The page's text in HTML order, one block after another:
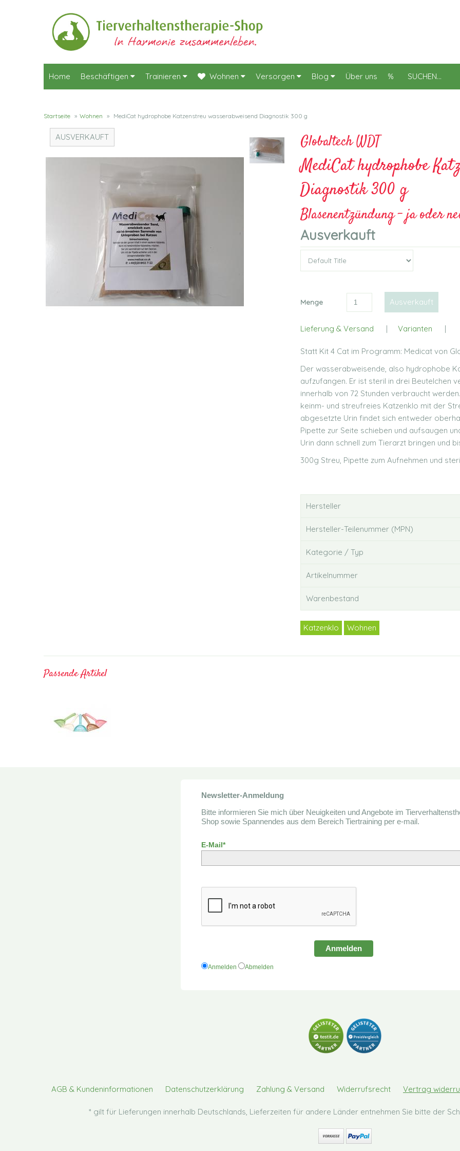
Home Beschäftigen Trainieren Wohnen Versorgen Blog Über uns %
Startseite » Wohnen » MediCat hydrophobe Katzenstreu wasserabweisend Diagnostik 300 g
AUSVERKAUFT Globaltech WDT
MediCat hydrophobe
Diagnostik 300 g
Blasenentzündung – ja oder
Ausverkauft
Menge
Lieferung & Versand | Varianten |
Statt Kit 4 Cat im Programm: Medicat von
Der wasserabweisende, also hydrophobe
aufzufangen. Er ist steril in drei Beutelchen
innerhalb von 72 Stunden verbraucht
keinm- und streufreies Katzenklo mit der
abgesetzte Urin findet sich entweder
Pipette zur Seite schieben und aufsaugen
Urin dann schnell zum Tierarzt bringen und
300g Streu, Pipette zum Aufnehmen und
Hersteller
Hersteller-Teilenummer (MPN)
Kategorie / Typ
Artikelnummer
Warenbestand
Katzenklo Wohnen
Passende Artikel
Newsletter-Anmeldung
Bitte informieren Sie mich über Neuigkeiten und Angebote im
Shop sowie Spannendes aus dem Bereich Tiertraining per e-mail.
E-Mail*
Anmelden
Anmelden Abmelden
AGB & Kundeninformationen Datenschutzerklärung Zahlung & Versand Widerrufsrecht Vertrag
* gilt für Lieferungen innerhalb Deutschlands, Lieferzeiten für andere Länder entnehmen Sie bitte der